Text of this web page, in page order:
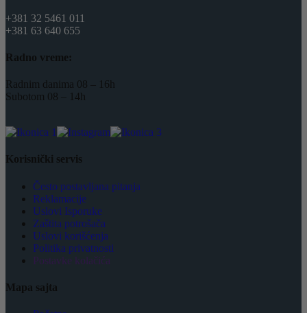
+381 32 5461 011
+381 63 640 655
Radno vreme:
Radnim danima 08 – 16h
Subotom 08 – 14h
Korisnički servis
Često postavljana pitanja
Reklamacije
Uslovi Isporuke
Zaštita potrošača
Uslovi korišćenja
Politika privatnosti
Postavke kolačića
Mapa sajta